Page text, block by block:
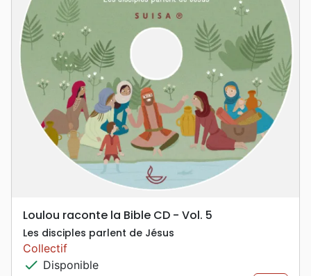
Loulou raconte la Bible CD - Vol. 5
Les disciples parlent de Jésus
Collectif
check Disponible